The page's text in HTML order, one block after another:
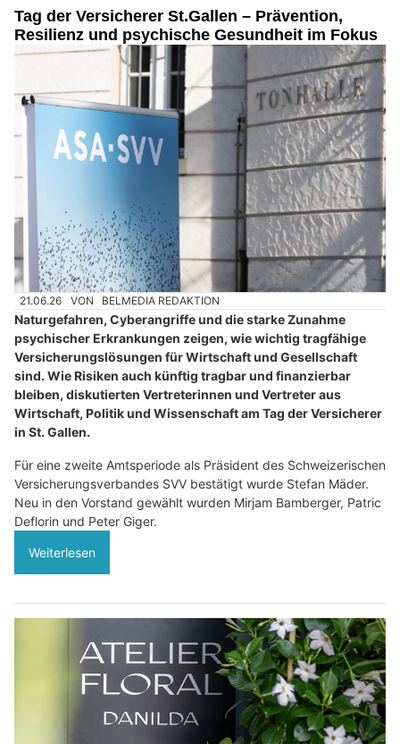
Tag der Versicherer St.Gallen – Prävention,
Resilienz und psychische Gesundheit im Fokus
21.06.26 VON BELMEDIA REDAKTION
Naturgefahren, Cyberangriffe und die starke Zunahme
psychischer Erkrankungen zeigen, wie wichtig tragfähige
Versicherungslösungen für Wirtschaft und Gesellschaft
sind. Wie Risiken auch künftig tragbar und finanzierbar
bleiben, diskutierten Vertreterinnen und Vertreter aus
Wirtschaft, Politik und Wissenschaft am Tag der Versicherer
in St. Gallen.
Für eine zweite Amtsperiode als Präsident des Schweizerischen
Versicherungsverbandes SVV bestätigt wurde Stefan Mäder.
Neu in den Vorstand gewählt wurden Mirjam Bamberger, Patric
Deflorin und Peter Giger.
Weiterlesen